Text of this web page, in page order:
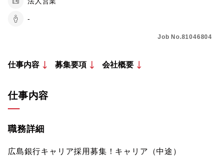
-
Job No.81046804
仕事内容 募集要項 会社概要
仕事内容
職務詳細
広島銀行キャリア採用募集！キャリア（中途）